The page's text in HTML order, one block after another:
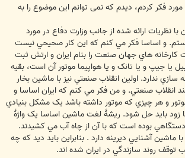
فکر کردم، دیدم که نمی توانم این موضوع را به
نظريات ارائه شده از جانب وزارت دفاع در مورد
و اساسا فکر مي کنم که اين کار صحيحي نيست
کارخانه هاي جهان صنعت را بنام ايران و ارتش ثبت
يا جيپ و يا تانک و يا هواپيما موتور آن است، بقيه
ندارد. اولين انقلاب صنعتي نيز با ماشين بخار
انقلاب صنعتي. و من فکر مي کنم که ايران اساسا و
و هر چيزي که موتور داشته باشد يک مشکل بنيادي
زود بايد حل شود. ريشۀ لغت ماشين اساسا يک واژۀ
بوده است که با آن از چاه آب مي کشيدند.
ماشين آشنايي ديرينه دارد . بنابراين بايد ديد که چه
توقف روند سازندگي در ايران شده اند.